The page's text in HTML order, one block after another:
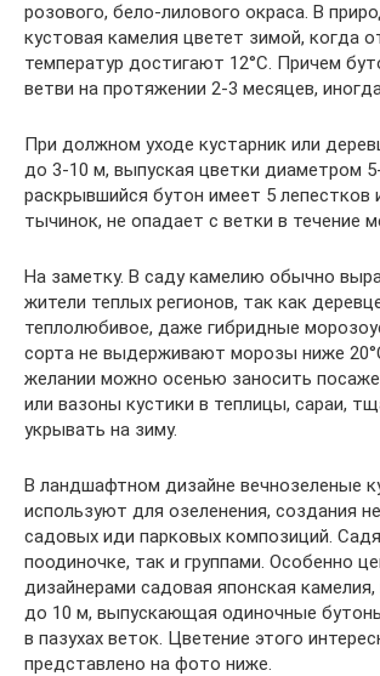
розового, бело-лилового окраса. В
кустовая камелия цветет зимой, когда
температур достигают 12°C. Причем
ветви на протяжении 2-3 месяцев,
При должном уходе кустарник или
до 3-10 м, выпуская цветки диаметром
раскрывшийся бутон имеет 5 лепестков
тычинок, не опадает с ветки в течение
На заметку. В саду камелию обычно
жители теплых регионов, так как
теплолюбивое, даже гибридные
сорта не выдерживают морозы ниже
желании можно осенью заносить
или вазоны кустики в теплицы, сараи,
укрывать на зиму.
В ландшафтном дизайне вечнозеленые
используют для озеленения, создания
садовых иди парковых композиций.
поодиночке, так и группами. Особенно
дизайнерами садовая японская
до 10 м, выпускающая одиночные
в пазухах веток. Цветение этого
представлено на фото ниже.